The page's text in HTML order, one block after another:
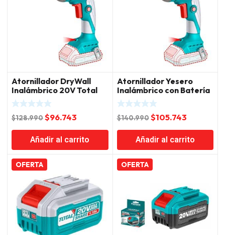
Atornillador DryWall
Inalámbrico 20V Total
$128.990El
precio
original
era:
$96.743
precio
actual
es:
Añadir al carrito
Atornillador Yesero
Inalámbrico con Batería
y Cargador Total
$140.990 El
precio
original
era:
$105.743El
precio
actual
es:
Añadir al carrito
OFERTA OFERTA